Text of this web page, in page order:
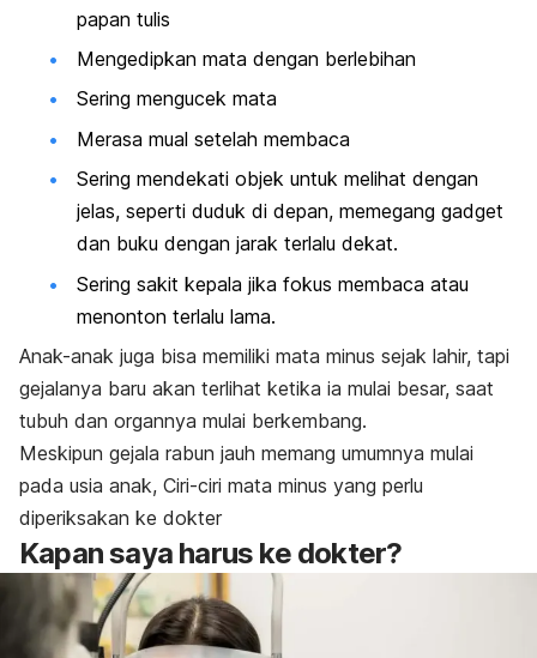
papan tulis
Mengedipkan mata dengan berlebihan
Sering mengucek mata
Merasa mual setelah membaca
Sering mendekati objek untuk melihat dengan
jelas, seperti duduk di depan, memegang gadget
dan buku dengan jarak terlalu dekat.
Sering sakit kepala jika fokus membaca atau
menonton terlalu lama.
Anak-anak juga bisa memiliki mata minus sejak lahir, tapi
gejalanya baru akan terlihat ketika ia mulai besar, saat
tubuh dan organnya mulai berkembang.
Meskipun gejala rabun jauh memang umumnya mulai
pada usia anak, Ciri-ciri mata minus yang perlu
diperiksakan ke dokter
Kapan saya harus ke dokter?